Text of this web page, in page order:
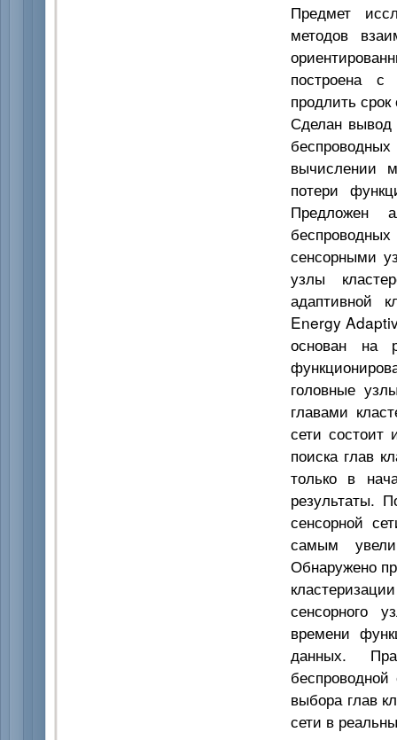
Предмет
методов
построена с
продлить
Сделан вывод
вычислении
потери
Предложен
сенсорными
узлы
адаптивной
Energy
основан на
головные
главами
сети состоит
поиска глав
только в
результаты.
сенсорной
самым
Обнаружено
сенсорного
времени
данных.
выбора глав
сети в